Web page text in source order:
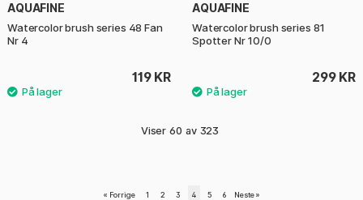
AQUAFINE
Watercolor brush series 48 Fan
Nr 4
119 KR
AQUAFINE
Watercolor brush series 81
Spotter Nr 10/0
299 KR
Viser 60 av 323
« Forrige 1 2 3 4 5 6 Neste»